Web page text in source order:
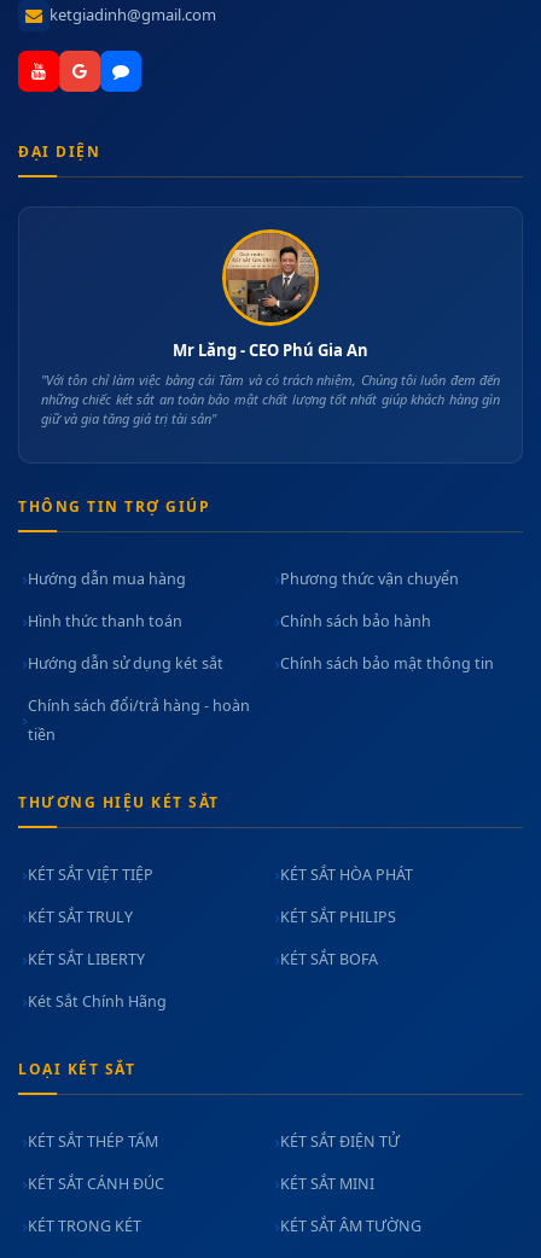
ketgiadinh@gmail.com
ĐẠI DIỆN
Mr Lăng - CEO Phú Gia An
"Với tôn chỉ làm việc bằng cái Tâm và có trách nhiệm, Chúng tôi luôn đem đến
những chiếc két sắt an toàn bảo mật chất lượng tốt nhất giúp khách hàng gìn
giữ và gia tăng giá trị tài sản"
THÔNG TIN TRỢ GIÚP
Hướng dẫn mua hàng Phương thức vận chuyển
Hình thức thanh toán Chính sách bảo hành
Hướng dẫn sử dụng két sắt Chính sách bảo mật thông tin
Chính sách đổi/trả hàng - hoàn
tiền
THƯƠNG HIỆU KÉT SẮT
KÉT SẮT VIỆT TIỆP KÉT SẮT HÒA PHÁT
KÉT SẮT TRULY KÉT SẮT PHILIPS
KÉT SẮT LIBERTY KÉT SẮT BOFA
Két Sắt Chính Hãng
LOẠI KÉT SẮT
KÉT SẮT THÉP TẤM KÉT SẮT ĐIỆN TỬ
KÉT SẮT CÁNH ĐÚC KÉT SẮT MINI
KÉT TRONG KÉT KÉT SẮT ÂM TƯỜNG